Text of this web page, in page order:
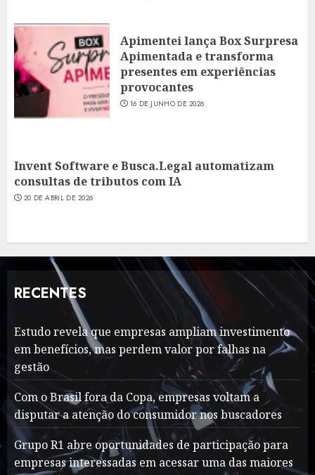
Apimentei lança Box Surpresa
Apimentada e transforma
presentes em experiências
provocantes
16 DE JUNHO DE 2026
Invent Software e Busca.Legal automatizam
consultas de tributos com IA
20 DE ABRIL DE 2026
RECENTES
Estudo revela que empresas ampliam investimento
em benefícios, mas perdem valor por falhas na
gestão
Com o Brasil fora da Copa, empresas voltam a
disputar a atenção do consumidor nos buscadores
Grupo R1 abre oportunidades de participação para
empresas interessadas em acessar uma das maiores